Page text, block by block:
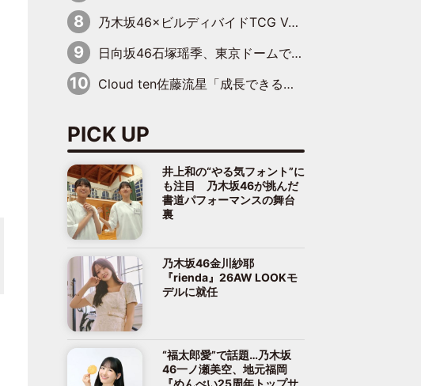
乃木坂46×ビルディバイドTCG Vol.2公開 賀喜遥香＆田村真佑が『京まふ』ステージに登壇
日向坂46石塚瑶季、東京ドームで“観戦バレ”！ ナイツ・塙も認めた「巨人に詳しすぎるアイドル」は元VENUSスクール生で杉内コーチ推し⁉
Cloud ten佐藤流星「成長できる余地がたくさん」、本田高優「何度見ても飽きない公演に」
PICK UP
井上和の“やる気フォント”に
も注目 乃木坂46が挑んだ
書道パフォーマンスの舞台
裏
乃木坂46金川紗耶
『rienda』26AW LOOKモ
デルに就任
“福太郎愛”で話題…乃木坂
46一ノ瀬美空、地元福岡
『めんべい25周年トップサ